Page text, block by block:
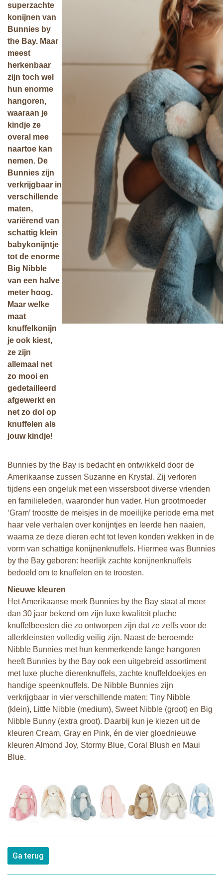
superzachte
konijnen van
Bunnies by
the Bay. Maar
meest
herkenbaar
zijn toch wel
hun enorme
hangoren,
waaraan je
kindje ze
overal mee
naartoe kan
nemen. De
Bunnies zijn
verkrijgbaar in
verschillende
maten,
variërend van
schattig klein
babykonijntje
tot de enorme
Big Nibble
van een halve
meter hoog.
Maar welke
maat
knuffelkonijn
je ook kiest,
ze zijn
allemaal net
zo mooi en
gedetailleerd
afgewerkt en
net zo dol op
knuffelen als
jouw kindje!
Bunnies by the Bay is bedacht en ontwikkeld door de
Amerikaanse zussen Suzanne en Krystal. Zij verloren
tijdens een ongeluk met een vissersboot diverse vrienden
en familieleden, waaronder hun vader. Hun grootmoeder
‘Gram’ troostte de meisjes in de moeilijke periode erna met
haar vele verhalen over konijntjes en leerde hen naaien,
waarna ze deze dieren echt tot leven konden wekken in de
vorm van schattige konijnenknuffels. Hiermee was Bunnies
by the Bay geboren: heerlijk zachte konijnenknuffels
bedoeld om te knuffelen en te troosten.
Nieuwe kleuren
Het Amerikaanse merk Bunnies by the Bay staat al meer
dan 30 jaar bekend om zijn luxe kwaliteit pluche
knuffelbeesten die zo ontworpen zijn dat ze zelfs voor de
allerkleinsten volledig veilig zijn. Naast de beroemde
Nibble Bunnies met hun kenmerkende lange hangoren
heeft Bunnies by the Bay ook een uitgebreid assortiment
met luxe pluche dierenknuffels, zachte knuffeldoekjes en
handige speenknuffels. De Nibble Bunnies zijn
verkrijgbaar in vier verschillende maten: Tiny Nibble
(klein), Little Nibble (medium), Sweet Nibble (groot) en Big
Nibble Bunny (extra groot). Daarbij kun je kiezen uit de
kleuren Cream, Gray en Pink, én de vier gloednieuwe
kleuren Almond Joy, Stormy Blue, Coral Blush en Maui
Blue.
Ga terug